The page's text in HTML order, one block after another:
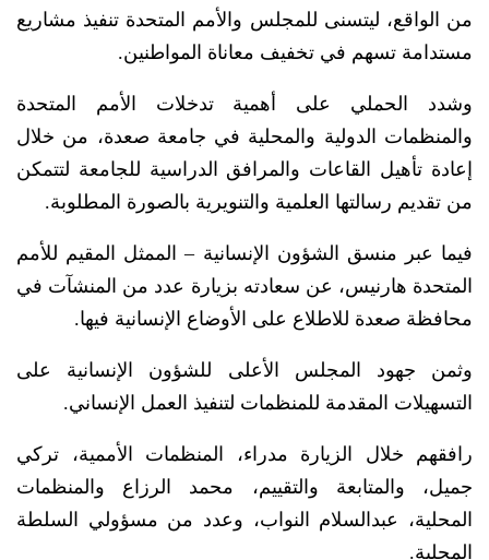
من الواقع، ليتسنى للمجلس والأمم المتحدة تنفيذ مشاريع
مستدامة تسهم في تخفيف معاناة المواطنين.
وشدد الحملي على أهمية تدخلات الأمم المتحدة
والمنظمات الدولية والمحلية في جامعة صعدة، من خلال
إعادة تأهيل القاعات والمرافق الدراسية للجامعة لتتمكن
من تقديم رسالتها العلمية والتنويرية بالصورة المطلوبة.
فيما عبر منسق الشؤون الإنسانية – الممثل المقيم للأمم
المتحدة هارنيس، عن سعادته بزيارة عدد من المنشآت في
محافظة صعدة للاطلاع على الأوضاع الإنسانية فيها.
وثمن جهود المجلس الأعلى للشؤون الإنسانية على
التسهيلات المقدمة للمنظمات لتنفيذ العمل الإنساني.
رافقهم خلال الزيارة مدراء، المنظمات الأممية، تركي
جميل، والمتابعة والتقييم، محمد الرزاع والمنظمات
المحلية، عبدالسلام النواب، وعدد من مسؤولي السلطة
المحلية.